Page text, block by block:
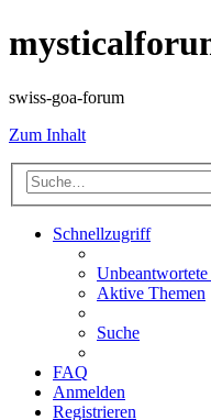
swiss-goa-forum
Zum Inhalt
Schnellzugriff
Aktive Themen
Suche
FAQ
Anmelden
Registrieren